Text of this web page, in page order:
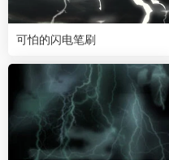
可怕的闪电笔刷